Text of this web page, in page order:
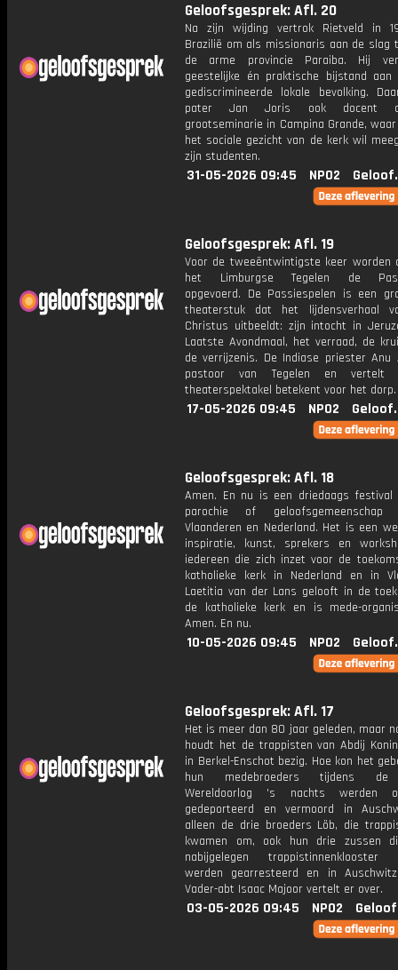
Geloofsgesprek: Afl. 20
Na zijn wijding vertrok Rietveld in
Brazilië om als missionaris aan de slag
de arme provincie Paraiba. Hij
geestelijke én praktische bijstand aan
gediscrimineerde lokale bevolking.
pater Jan Joris ook docent
grootseminarie in Campina Grande,
het sociale gezicht van de kerk wil
zijn studenten.
31-05-2026 09:45 NPO2
Geloofsgesprek: Afl. 19
Voor de tweeëntwintigste keer worden
het Limburgse Tegelen de
opgevoerd. De Passiespelen is een
theaterstuk dat het lijdensverhaal
Christus uitbeeldt: zijn intocht in
Laatste Avondmaal, het verraad, de
de verrijzenis. De Indiase priester Anu
pastoor van Tegelen en
theaterspektakel betekent voor het dorp.
17-05-2026 09:45 NPO2
Geloofsgesprek: Afl. 18
Amen. En nu is een driedaags festival
parochie of
Vlaanderen en Nederland. Het is een
inspiratie, kunst, sprekers en
iedereen die zich inzet voor de
katholieke kerk in Nederland en in
Laetitia van der Lans gelooft in de
de katholieke kerk en is mede-
Amen. En nu.
10-05-2026 09:45 NPO2
Geloofsgesprek: Afl. 17
Het is meer dan 80 jaar geleden, maar
houdt het de trappisten van Abdij
in Berkel-Enschot bezig. Hoe kon het
hun medebroeders tijdens de
Wereldoorlog 's nachts werden
gedeporteerd en vermoord in
alleen de drie broeders Löb, die
kwamen om, ook hun drie zussen
nabijgelegen trappistinnenklooster
werden gearresteerd en in
Vader-abt Isaac Majoor vertelt er over.
03-05-2026 09:45 NPO2